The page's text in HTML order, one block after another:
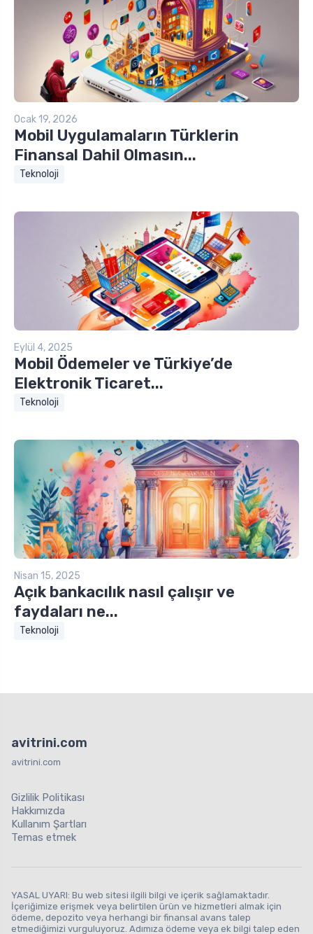
Ocak 19, 2026
Mobil Uygulamaların Türklerin
Finansal Dahil Olmasın...
Teknoloji
Eylül 4, 2025
Mobil Ödemeler ve Türkiye’de
Elektronik Ticaret...
Teknoloji
Nisan 15, 2025
Açık bankacılık nasıl çalışır ve
faydaları ne...
Teknoloji
avitrini.com
avitrini.com
Gizlilik Politikası
Hakkımızda
Kullanım Şartları
Temas etmek
YASAL UYARI: Bu web sitesi ilgili bilgi ve içerik sağlamaktadır.
İçeriğimize erişmek veya belirtilen ürün ve hizmetleri almak için
ödeme, depozito veya herhangi bir finansal avans talep
etmediğimizi vurguluyoruz. Adımıza ödeme veya ek bilgi talep eden